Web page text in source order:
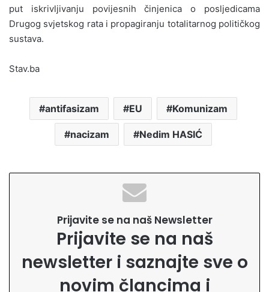
put iskrivljivanju povijesnih činjenica o posljedicama
Drugog svjetskog rata i propagiranju totalitarnog političkog
sustava.
Stav.ba
antifasizam EU Komunizam
nacizam Nedim HASIĆ
Prijavite se na naš Newsletter
Prijavite se na naš
newsletter i saznajte sve o
novim člancima i